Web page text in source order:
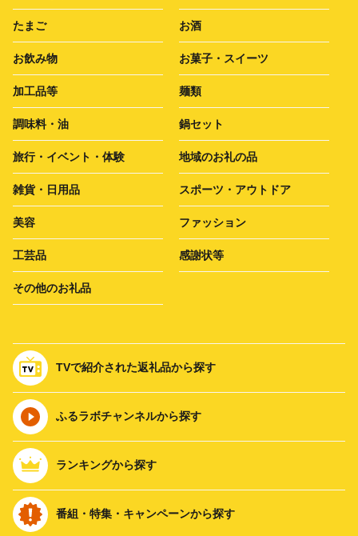
たまご お酒
お飲み物 お菓子・スイーツ
加工品等 麺類
調味料・油 鍋セット
旅行・イベント・体験 地域のお礼の品
雑貨・日用品 スポーツ・アウトドア
美容 ファッション
工芸品 感謝状等
その他のお礼品
TVで紹介された返礼品から探す
ふるラボチャンネルから探す
ランキングから探す
番組・特集・キャンペーンから探す